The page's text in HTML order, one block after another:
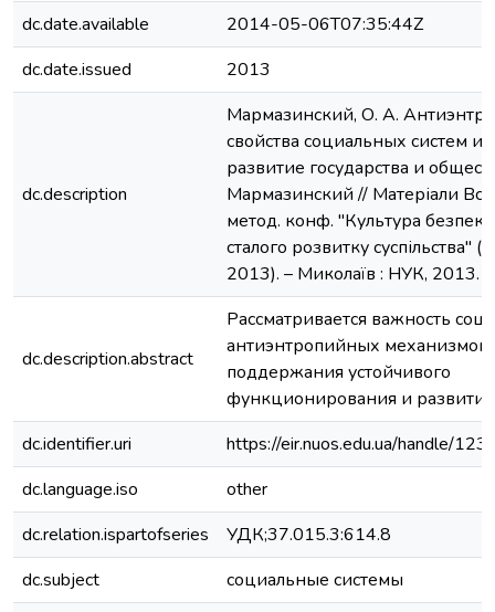
dc.date.available
2014-05-06T07:35:44Z
dc.date.issued
2013
dc.description
Мармазинский, О. А.
свойства социальных систем и
развитие государства и
Мармазинский // Матеріали
метод. конф. "Культура
сталого розвитку суспільства"
2013). – Миколаїв : НУК, 2013.
dc.description.abstract
Рассматривается важность
антиэнтропийных механизмов
поддержания устойчивого
функционирования и развития
dc.identifier.uri
https://eir.nuos.edu.ua/handle/
dc.language.iso
other
dc.relation.ispartofseries
УДК;37.015.3:614.8
dc.subject
социальные системы